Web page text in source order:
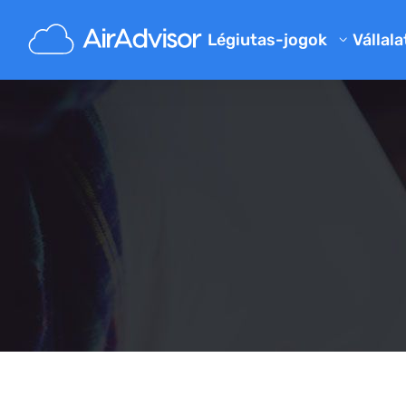
Légiutas-jogok
Járatkésés kártérítés
Beszállás megtagadása
GYIK